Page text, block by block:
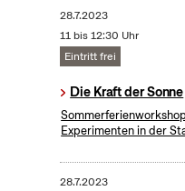
28.7.2023
11 bis 12:30 Uhr
Eintritt frei
Die Kraft der Sonne
Experimenten in der
28.7.2023